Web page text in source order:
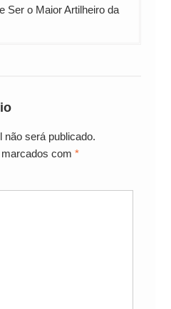
Ser o Maior Artilheiro da
não será publicado.
com *